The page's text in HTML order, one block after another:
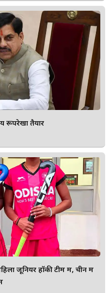
रूपरेखा तैयार
जूनियर हॉकी टीम में, चीन में